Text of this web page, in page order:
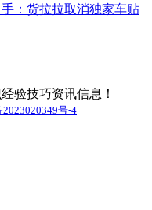
：货拉拉取消独家车贴
验技巧资讯信息！
2023020349号-4